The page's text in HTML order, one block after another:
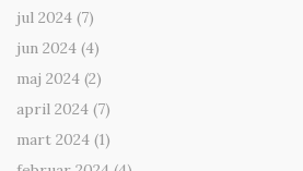
jul 2024 (7)
jun 2024 (4)
maj 2024 (2)
april 2024 (7)
mart 2024 (1)